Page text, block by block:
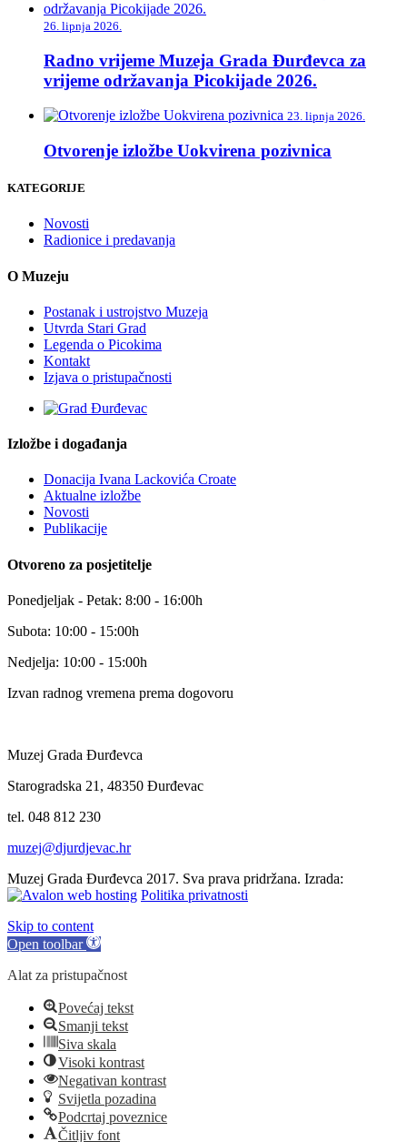
26. lipnja 2026.
Radno vrijeme Muzeja Grada Đurđevca za
vrijeme održavanja Picokijade 2026.
23. lipnja 2026.
Otvorenje izložbe Uokvirena pozivnica
KATEGORIJE
Novosti
Radionice i predavanja
O Muzeju
Postanak i ustrojstvo Muzeja
Utvrda Stari Grad
Legenda o Picokima
Kontakt
Izjava o pristupačnosti
Izložbe i događanja
Donacija Ivana Lackovića Croate
Aktualne izložbe
Novosti
Publikacije
Otvoreno za posjetitelje
Ponedjeljak - Petak: 8:00 - 16:00h
Subota: 10:00 - 15:00h
Nedjelja: 10:00 - 15:00h
Izvan radnog vremena prema dogovoru
Muzej Grada Đurđevca
Starogradska 21, 48350 Đurđevac
tel. 048 812 230
muzej@djurdjevac.hr
Muzej Grada Đurđevca 2017. Sva prava pridržana. Izrada:
Politika privatnosti
Skip to content
Open toolbar
Alat za pristupačnost
Povećaj tekst
Smanji tekst
Siva skala
Visoki kontrast
Negativan kontrast
Svijetla pozadina
Podcrtaj poveznice
Čitljiv font